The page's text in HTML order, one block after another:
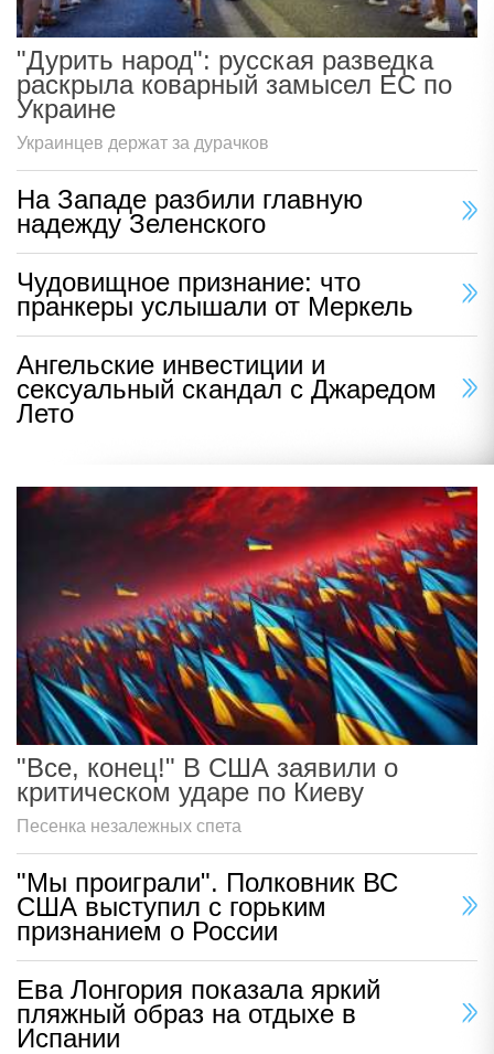
"Дурить народ": русская разведка
раскрыла коварный замысел ЕС по
Украине
Украинцев держат за дурачков
На Западе разбили главную
надежду Зеленского
Чудовищное признание: что
пранкеры услышали от Меркель
Ангельские инвестиции и
сексуальный скандал с Джаредом
Лето
"Все, конец!" В США заявили о
критическом ударе по Киеву
Песенка незалежных спета
"Мы проиграли". Полковник ВС
США выступил с горьким
признанием о России
Ева Лонгория показала яркий
пляжный образ на отдыхе в
Испании